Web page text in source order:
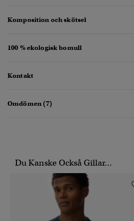
Komposition och skötsel
100 % ekologisk bomull
Kontakt
Omdömen (7)
Du Kanske Också Gillar...